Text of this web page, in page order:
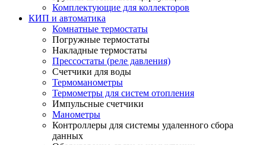
Комплектующие для коллекторов
КИП и автоматика
Комнатные термостаты
Погружные термостаты
Накладные термостаты
Прессостаты (реле давления)
Счетчики для воды
Термоманометры
Термометры для систем отопления
Импульсные счетчики
Манометры
Контроллеры для системы удаленного сбора
данных